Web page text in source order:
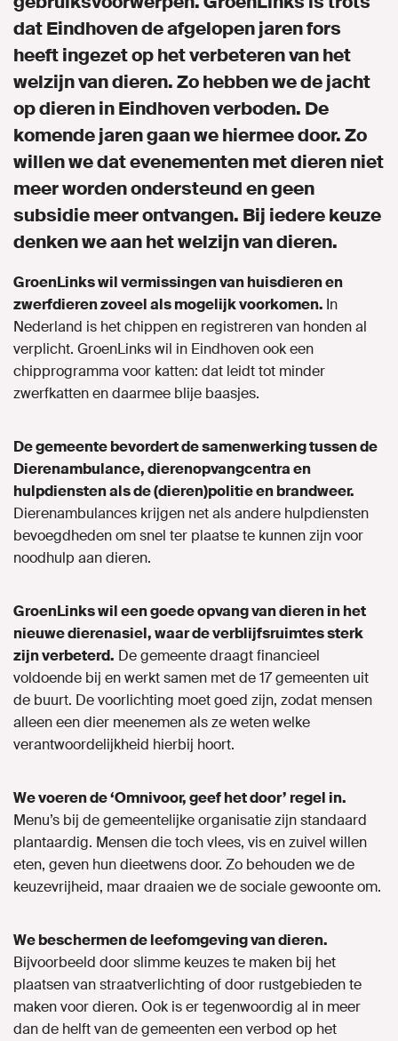
dat Eindhoven de afgelopen jaren fors
heeft ingezet op het verbeteren van het
welzijn van dieren. Zo hebben we de jacht
op dieren in Eindhoven verboden. De
komende jaren gaan we hiermee door. Zo
willen we dat evenementen met dieren niet
meer worden ondersteund en geen
subsidie meer ontvangen. Bij iedere keuze
denken we aan het welzijn van dieren.
GroenLinks wil vermissingen van huisdieren en
zwerfdieren zoveel als mogelijk voorkomen. In
Nederland is het chippen en registreren van honden al
verplicht. GroenLinks wil in Eindhoven ook een
chipprogramma voor katten: dat leidt tot minder
zwerfkatten en daarmee blije baasjes.
De gemeente bevordert de samenwerking tussen de
Dierenambulance, dierenopvangcentra en
hulpdiensten als de (dieren)politie en brandweer.
Dierenambulances krijgen net als andere hulpdiensten
bevoegdheden om snel ter plaatse te kunnen zijn voor
noodhulp aan dieren.
GroenLinks wil een goede opvang van dieren in het
nieuwe dierenasiel, waar de verblijfsruimtes sterk
zijn verbeterd. De gemeente draagt financieel
voldoende bij en werkt samen met de 17 gemeenten uit
de buurt. De voorlichting moet goed zijn, zodat mensen
alleen een dier meenemen als ze weten welke
verantwoordelijkheid hierbij hoort.
We voeren de ‘Omnivoor, geef het door’ regel in.
Menu’s bij de gemeentelijke organisatie zijn standaard
plantaardig. Mensen die toch vlees, vis en zuivel willen
eten, geven hun dieetwens door. Zo behouden we de
keuzevrijheid, maar draaien we de sociale gewoonte om.
We beschermen de leefomgeving van dieren.
Bijvoorbeeld door slimme keuzes te maken bij het
plaatsen van straatverlichting of door rustgebieden te
maken voor dieren. Ook is er tegenwoordig al in meer
dan de helft van de gemeenten een verbod op het
MIJN GROENLINKS